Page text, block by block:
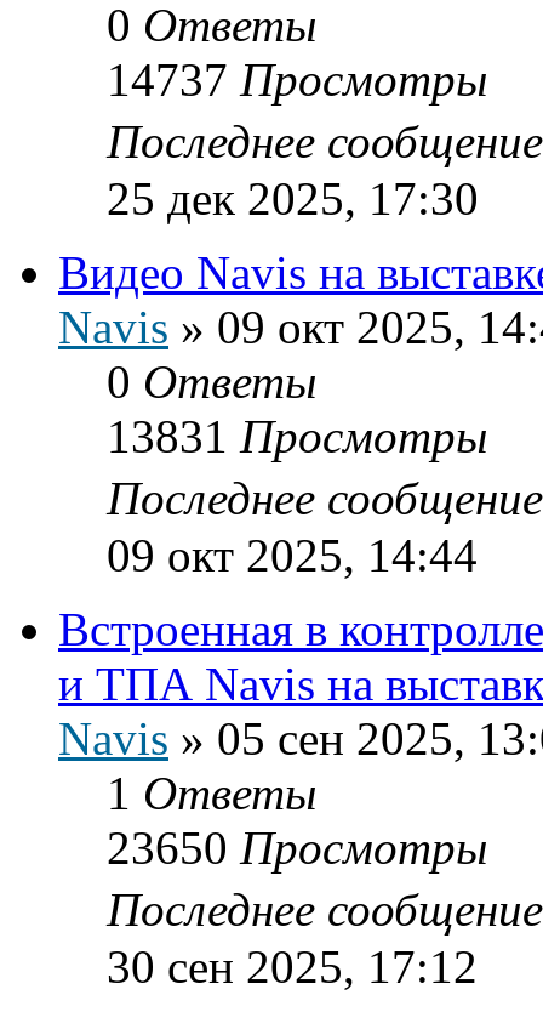
0 Ответы
14737 Просмотры
Последнее
25 дек 2025, 17:30
Видео Navis на
Navis » 09 окт 2025,
0 Ответы
13831 Просмотры
Последнее
09 окт 2025, 14:44
Встроенная в
и ТПА Navis на
Navis » 05 сен 2025,
1 Ответы
23650 Просмотры
Последнее
30 сен 2025, 17:12